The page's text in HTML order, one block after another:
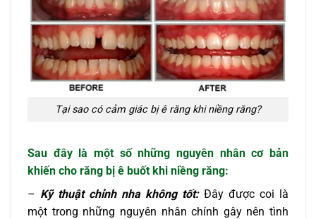
Tại sao có cảm giác bị ê răng khi niềng răng?
Sau đây là một số những nguyên nhân cơ bản
khiến cho răng bị ê buốt khi niềng răng:
– Kỹ thuật chỉnh nha không tốt:Đây được coi là
một trong những nguyên nhân chính gây nên tình